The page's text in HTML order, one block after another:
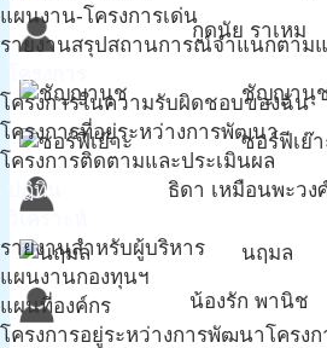
แผนงาน-โครงการเด่น
รายงานสรุปสถานการณ์จำแนกตาม
โครงการในความรับผิดชอบของฉัน
โครงการที่อยู่ระหว่างการพัฒนา
โครงการติดตามและประเมินผล
ปฎิทิน
วิเคราะห์
รายงานสำหรับผู้บริหาร
แผนงานกองทุนฯ
แผนที่องค์กร
โครงการอยู่ระหว่างการพัฒนาโครงก
กูดนัย ราเหม
ชัญญานุ
ซอร์ฟีเย๊า
ธิดา เหมือนพะวง
นฤมล
น้องรัก พานิช